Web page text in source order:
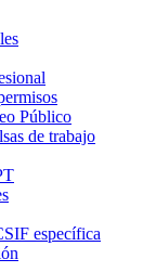
Público
de trabajo
específica